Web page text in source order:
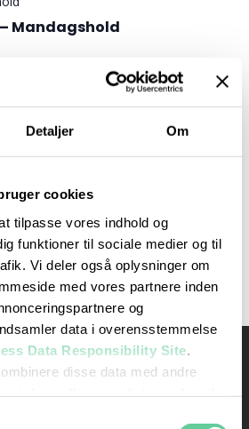
Detaljer Om
cookies
tilpasse vores indhold og
funktioner til sociale medier og til
Vi deler også oplysninger om
med vores partnere inden
og
data i overensstemmelse
Data Responsibility Site
disse data med andre
Mandagshold
Næste dag
på kalender
Ydelser
Bil kørekort